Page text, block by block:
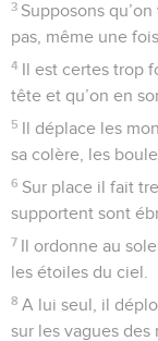
3 Supposons
pas, même une
4 Il est certes trop
tête et qu’on en
5 Il déplace les
sa colère, les
6 Sur place il fait
supportent sont
7 Il ordonne au
les étoiles du ciel.
8 A lui seul, il
sur les vagues des